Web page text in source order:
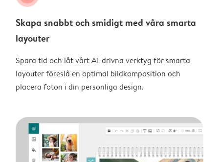
Skapa snabbt och smidigt med våra smarta
layouter
Spara tid och låt vårt AI-drivna verktyg för smarta
layouter föreslå en optimal bildkomposition och
placera foton i din personliga design.